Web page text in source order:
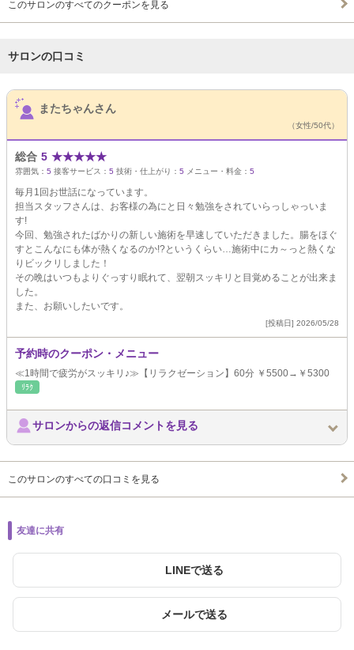
このサロンのすべてのクーポンを見る
サロンの口コミ
サロンPick Up
またちゃんさん
（女性/50代）
総合 5 ★★★★★
雰囲気： 5 接客サービス： 5 技術・仕上がり： 5 メニュー・料金： 5
毎月1回お世話になっています。
担当スタッフさんは、お客様の為にと日々勉強をされていらっしゃっいま
す!
今回、勉強されたばかりの新しい施術を早速していただきました。腸をほぐ
すとこんなにも体が熱くなるのか!?というくらい…施術中にカ～っと熱くな
りビックリしました！
その晩はいつもよりぐっすり眠れて、翌朝スッキリと目覚めることが出来ま
した。
また、お願いしたいです。
[投稿日] 2026/05/28
予約時のクーポン・メニュー
≪1時間で疲労がスッキリ♪≫【リラクゼーション】60分 ￥5500→￥5300
ﾘﾗｸ
サロンからの返信コメントを見る
このサロンのすべての口コミを見る
友達に共有
LINEで送る
メールで送る